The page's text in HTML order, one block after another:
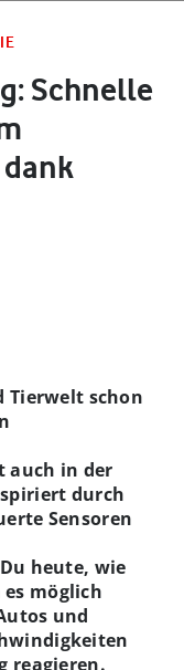
Schnelle
Tierwelt schon
auch in der
durch
Sensoren
heute, wie
möglich
und
reagieren.